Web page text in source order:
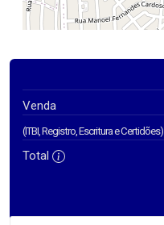
Venda
(ITBI, Registro, Escritura e Certidões)
Total